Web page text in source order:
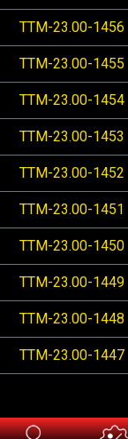
TTM-23.00-1456
TTM-23.00-1455
TTM-23.00-1454
TTM-23.00-1453
TTM-23.00-1452
TTM-23.00-1451
TTM-23.00-1450
TTM-23.00-1449
TTM-23.00-1448
TTM-23.00-1447